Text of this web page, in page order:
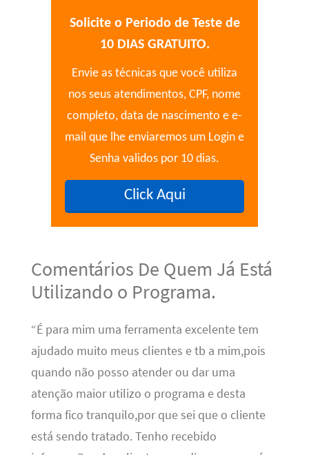
Solicite o Periodo de Teste de
10 DIAS GRATUITO.
Envie as técnicas que você utiliza
nos seus atendimentos, CPF, nome
completo, data de nascimento e e-
mail que lhe enviaremos um Login e
Senha validos por 10 dias.
Click Aqui
Comentários De Quem Já Está
Utilizando o Programa.
“É para mim uma ferramenta excelente tem
ajudado muito meus clientes e tb a mim,pois
quando não posso atender ou dar uma
atenção maior utilizo o programa e desta
forma fico tranquilo,por que sei que o cliente
está sendo tratado. Tenho recebido